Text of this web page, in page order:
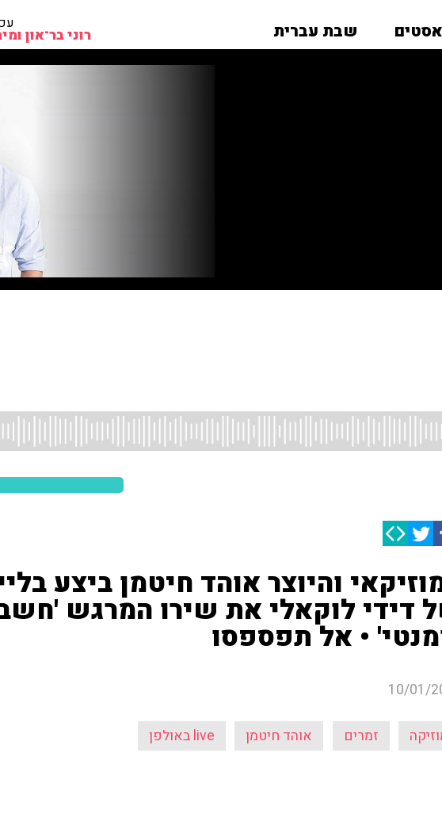
שבת עברית רוני בר־און
והיוצר אוהד חיטמן ביצע
דידי לוקאלי את שירו המרגש
• אל תפספסו
10/01/
זמרים אוהד חיטמן live באולפן